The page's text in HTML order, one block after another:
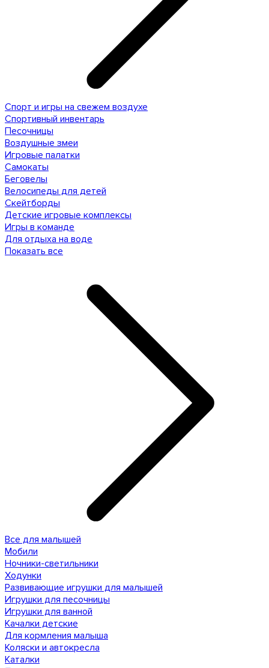
Спорт и игры на свежем воздухе
Спортивный инвентарь
Песочницы
Воздушные змеи
Игровые палатки
Самокаты
Беговелы
Велосипеды для детей
Скейтборды
Детские игровые комплексы
Игры в команде
Для отдыха на воде
Показать все
Все для малышей
Мобили
Ночники-светильники
Ходунки
Развивающие игрушки для малышей
Игрушки для песочницы
Игрушки для ванной
Качалки детские
Для кормления малыша
Коляски и автокресла
Каталки